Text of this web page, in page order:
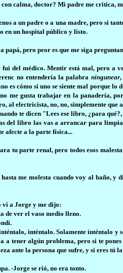
con calma, doctor? Mi padre me critica,
a un padre o a una madre, pero si
en un hospital público y listo.
papá, pero peor es que me siga
fui del médico. Mentir está mal, pero a
no entendería la palabra ningunear,
es cómo si uno se siente mal porque
me gusta trabajar en la panadería,
al electricista, no, no, simplemente que
te dicen "Lees ese libro, ¿para
del libro las vas a arrancar para
afecte a la parte física...
tu parte renal, pero todos esos
me molesta cuando voy al baño, y
vi a Jorge y me dijo:
de ver el vaso medio lleno.
inténtalo. Solamente inténtalo
a tener algún problema, pero si te
ante la persona que sufre, y si eres tú
-Jorge se rió, no era tonto.